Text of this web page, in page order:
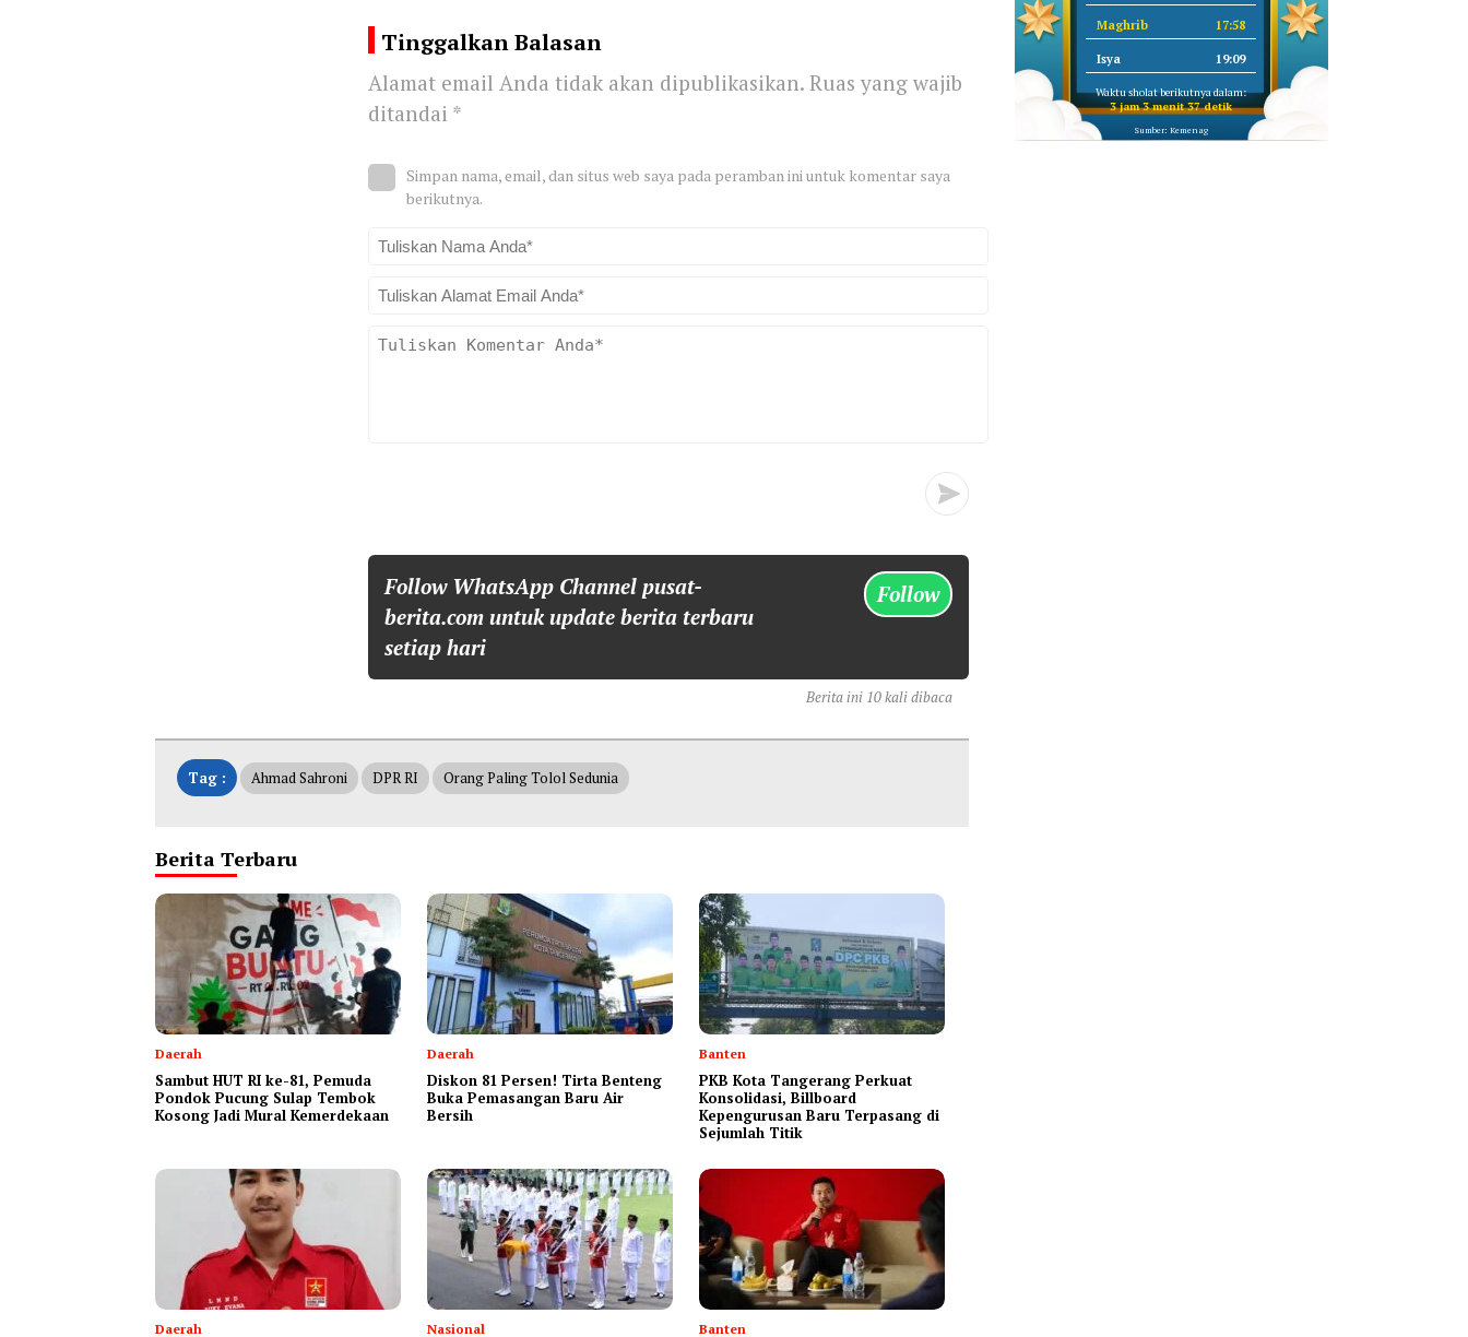
Tinggalkan Balasan
Alamat email Anda tidak akan dipublikasikan. Ruas yang wajib
ditandai *
Simpan nama, email, dan situs web saya pada peramban ini untuk komentar saya
berikutnya.
Follow WhatsApp Channel pusat-
berita.com untuk update berita terbaru
setiap hari
Follow
Berita ini 10 kali dibaca
Tag : Ahmad Sahroni DPR RI Orang Paling Tolol Sedunia
Berita Terbaru
Daerah
Sambut HUT RI ke-81, Pemuda
Pondok Pucung Sulap Tembok
Kosong Jadi Mural Kemerdekaan
Daerah
Diskon 81 Persen! Tirta Benteng
Buka Pemasangan Baru Air
Bersih
Banten
‎PKB Kota Tangerang Perkuat
Konsolidasi, Billboard
Kepengurusan Baru Terpasang di
Sejumlah Titik ‎
Daerah Nasional Banten
Maghrib 17:58
Isya 19:09
Waktu sholat berikutnya dalam:
3 jam 3 menit 36 detik
Sumber: Kemenag